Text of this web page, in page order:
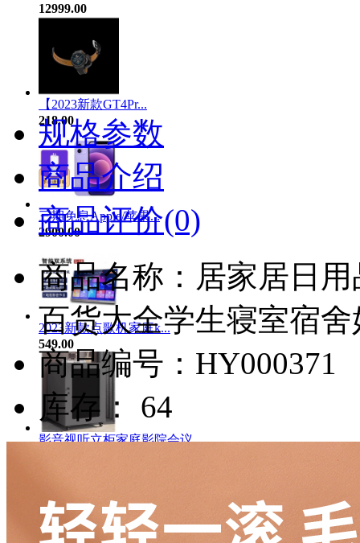
12999.00
【2023新款GT4Pr...
218.00
三期免息Apple/苹果...
2900.00
2023新款点歌机家庭k...
549.00
影音视听立柜家庭影院会议...
规格参数
商品介绍
商品评价(0)
商品名称：居家居日
百货大全学生寝室宿
商品编号：HY000371
库存： 64